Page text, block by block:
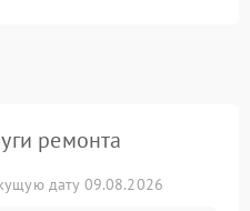
ремонта
дату 09.08.2026